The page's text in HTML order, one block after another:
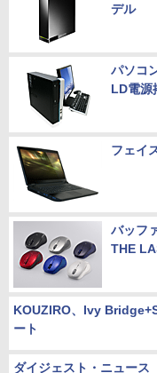
デル
パソコ
LD電源
フェイ
バッフ
THE
KOUZIRO、Ivy
ート
ダイジェスト・ニュース